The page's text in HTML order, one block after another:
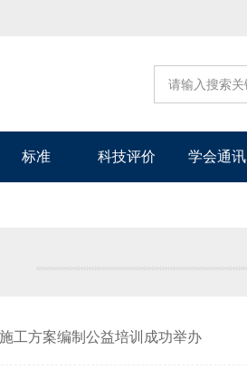
标准 科技评价 学会通讯
工方案编制公益培训成功举办